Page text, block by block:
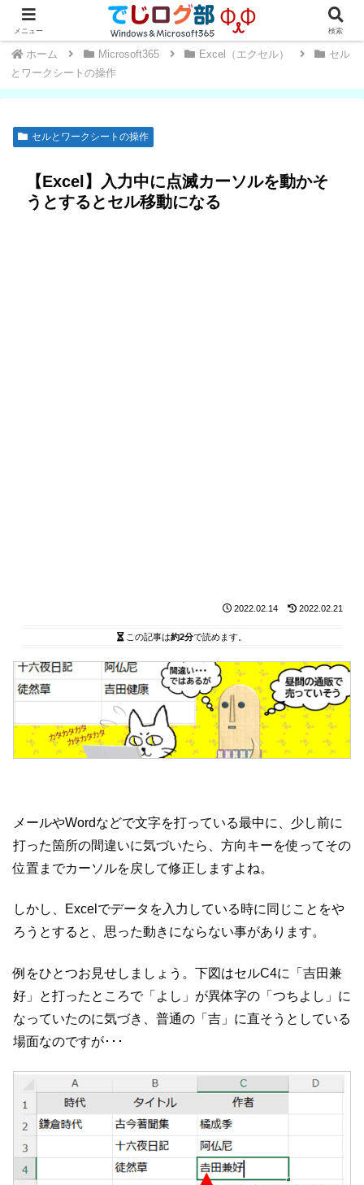
Windows・Office初心者～中級者向け★操作方法や便利な小技を学ぼう
ホーム Microsoft365 Excel（エクセル）
セル
とワークシートの操作
セルとワークシートの操作
【Excel】入力中に点滅カーソルを動かそ
うとするとセル移動になる
2022.02.14 2022.02.21
この記事は約2分で読めます。
メールやWordなどで文字を打っている最中に、少し前に
打った箇所の間違いに気づいたら、方向キーを使ってその
位置までカーソルを戻して修正しますよね。
しかし、Excelでデータを入力している時に同じことをや
ろうとすると、思った動きにならない事があります。
例をひとつお見せしましょう。下図はセルC4に「吉田兼
好」と打ったところで「よし」が異体字の「つちよし」に
なっていたのに気づき、普通の「吉」に直そうとしている
場面なのですが･･･
メニュー 検索